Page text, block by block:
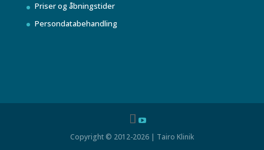
Priser og åbningstider
Persondatabehandling
Copyright © 2012-2026 | Tairo Klinik